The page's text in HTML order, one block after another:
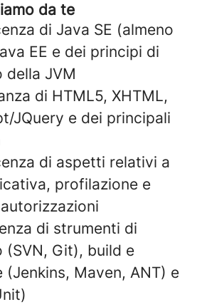
da te
di Java SE (almeno
EE e dei principi di
della JVM
di HTML5, XHTML,
JQuery e dei principali
di aspetti relativi a
profilazione e
di strumenti di
(SVN, Git), build e
Maven, ANT) e